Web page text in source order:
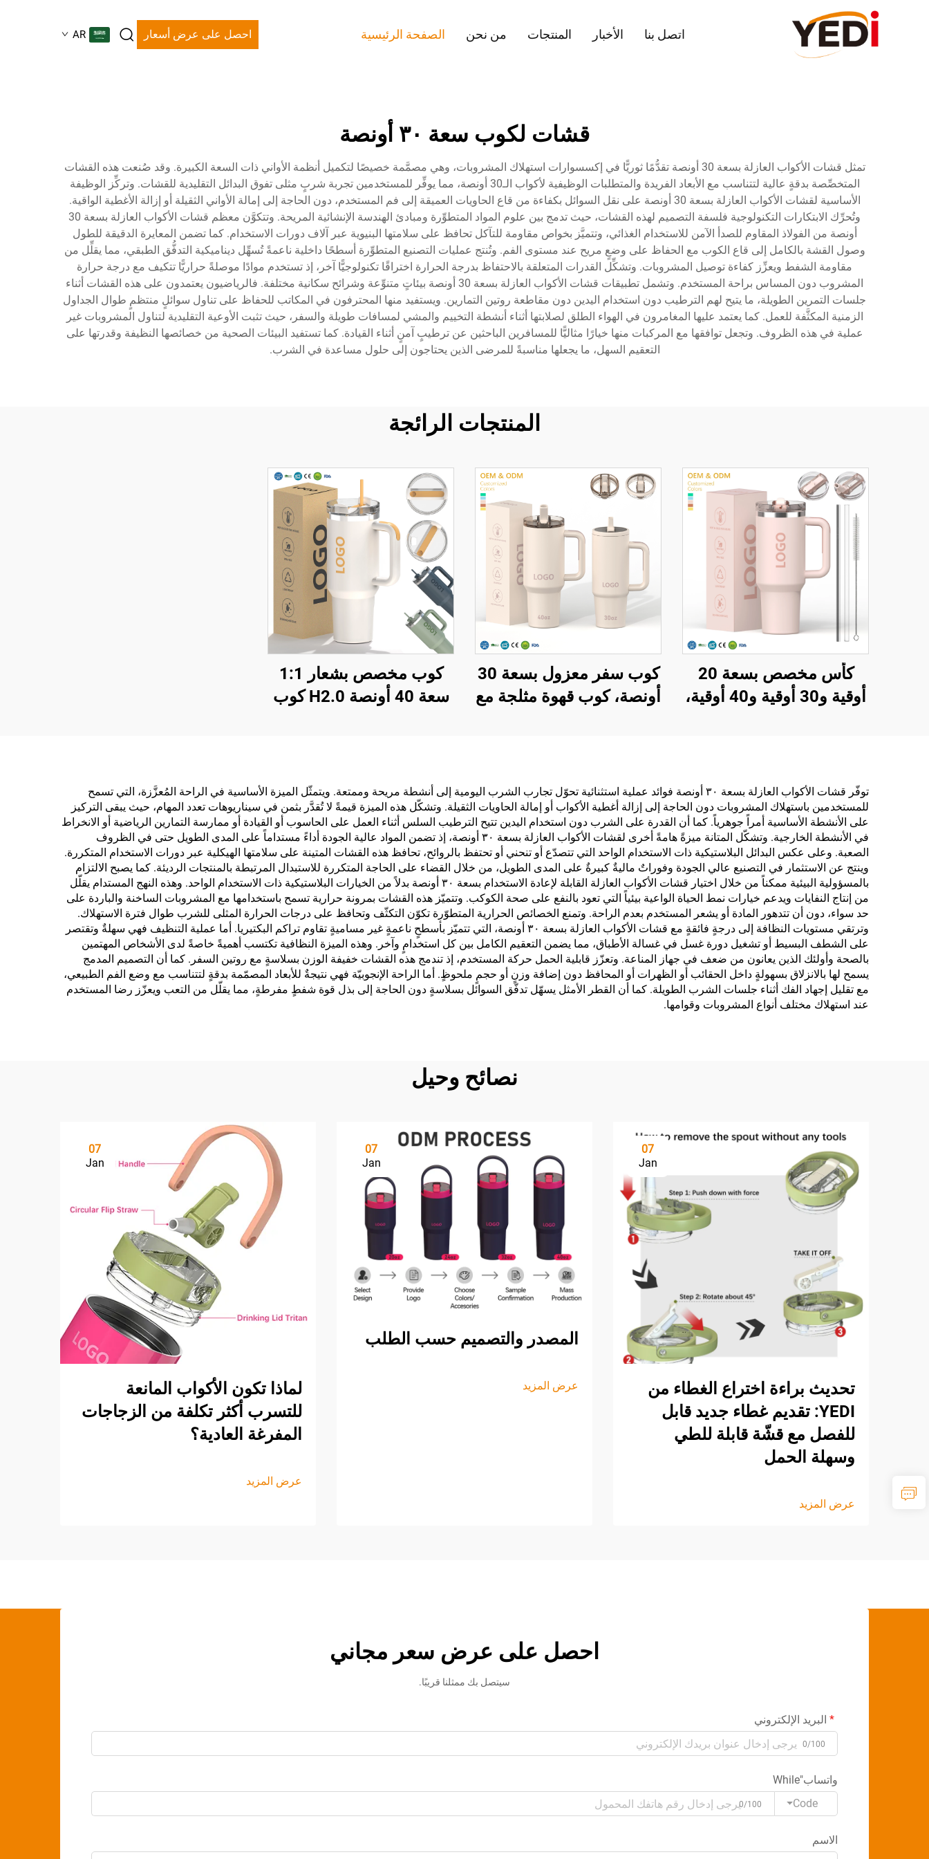
الصفحة الرئيسية من نحن المنتجات الأخبار اتصل بنا احصل على عرض أسعار AR
قشات لكوب سعة ٣٠ أونصة
تمثل قشات الأكواب العازلة بسعة 30 أونصة تقدُّمًا ثوريًّا في إكسسوارات استهلاك المشروبات، وهي مصمَّمة خصيصًا لتكميل أنظمة الأواني ذات السعة الكبيرة. وقد صُنعت هذه القشات
المتخصِّصة بدقةٍ عالية لتتناسب مع الأبعاد الفريدة والمتطلبات الوظيفية لأكواب الـ30 أونصة، مما يوفِّر للمستخدمين تجربة شربٍ مثلى تفوق البدائل التقليدية للقشات. وتركِّز الوظيفة
الأساسية لقشات الأكواب العازلة بسعة 30 أونصة على نقل السوائل بكفاءة من قاع الحاويات العميقة إلى فم المستخدم، دون الحاجة إلى إمالة الأواني الثقيلة أو إزالة الأغطية الواقية.
وتُحرِّك الابتكارات التكنولوجية فلسفة التصميم لهذه القشات، حيث تدمج بين علوم المواد المتطوِّرة ومبادئ الهندسة الإنشائية المريحة. وتتكوَّن معظم قشات الأكواب العازلة بسعة 30
أونصة من الفولاذ المقاوم للصدأ الآمن للاستخدام الغذائي، وتتميَّز بخواص مقاومة للتآكل تحافظ على سلامتها البنيوية عبر آلاف دورات الاستخدام. كما تضمن المعايرة الدقيقة للطول
وصول القشة بالكامل إلى قاع الكوب مع الحفاظ على وضعٍ مريح عند مستوى الفم. وتُنتج عمليات التصنيع المتطوِّرة أسطحًا داخلية ناعمةً تُسهِّل ديناميكية التدفُّق الطبقي، مما يقلِّل من
مقاومة الشفط ويعزِّز كفاءة توصيل المشروبات. وتشكِّل القدرات المتعلقة بالاحتفاظ بدرجة الحرارة اختراقًا تكنولوجيًّا آخر، إذ تستخدم موادًا موصلةً حراريًّا تتكيف مع درجة حرارة
المشروب دون المساس براحة المستخدم. وتشمل تطبيقات قشات الأكواب العازلة بسعة 30 أونصة بيئاتٍ متنوِّعة وشرائح سكانية مختلفة. فالرياضيون يعتمدون على هذه القشات أثناء
جلسات التمرين الطويلة، ما يتيح لهم الترطيب دون استخدام اليدين دون مقاطعة روتين التمارين. ويستفيد منها المحترفون في المكاتب للحفاظ على تناول سوائلٍ منتظمٍ طوال الجداول
الزمنية المكثَّفة للعمل. كما يعتمد عليها المغامرون في الهواء الطلق لصلابتها أثناء أنشطة التخييم والمشي لمسافات طويلة والسفر، حيث تثبت الأوعية التقليدية لتناول المشروبات غير
عملية في هذه الظروف. وتجعل توافقها مع المركبات منها خيارًا مثاليًّا للمسافرين الباحثين عن ترطيبٍ آمنٍ أثناء القيادة. كما تستفيد البيئات الصحية من خصائصها النظيفة وقدرتها على
التعقيم السهل، ما يجعلها مناسبةً للمرضى الذين يحتاجون إلى حلول مساعدة في الشرب.
المنتجات الرائجة
كأس مخصص بسعة 20
أوقية و30 أوقية و40 أوقية،
مزود بغطاء مقاوم للتسرب
وقشة ومقبض مناسب
للسفر
كوب سفر معزول بسعة 30
أونصة، كوب قهوة مثلجة مع
زجاجة ماء، كأس مع مقبض
وقش
كوب مخصص بشعار 1:1
سعة 40 أونصة H2.0 كوب
توفّر قشات الأكواب العازلة بسعة ٣٠ أونصة فوائد عملية استثنائية تحوّل تجارب الشرب اليومية إلى أنشطة مريحة وممتعة. ويتمثّل الميزة الأساسية في الراحة المُعزَّزة، التي تسمح
للمستخدمين باستهلاك المشروبات دون الحاجة إلى إزالة أغطية الأكواب أو إمالة الحاويات الثقيلة. وتشكّل هذه الميزة قيمةً لا تُقدَّر بثمن في سيناريوهات تعدد المهام، حيث يبقى التركيز
على الأنشطة الأساسية أمراً جوهرياً. كما أن القدرة على الشرب دون استخدام اليدين تتيح الترطيب السلس أثناء العمل على الحاسوب أو القيادة أو ممارسة التمارين الرياضية أو الانخراط
في الأنشطة الخارجية. وتشكّل المتانة ميزةً هامةً أخرى لقشات الأكواب العازلة بسعة ٣٠ أونصة، إذ تضمن المواد عالية الجودة أداءً مستداماً على المدى الطويل حتى في الظروف
الصعبة. وعلى عكس البدائل البلاستيكية ذات الاستخدام الواحد التي تتصدّع أو تنحني أو تحتفظ بالروائح، تحافظ هذه القشات المتينة على سلامتها الهيكلية عبر دورات الاستخدام المتكررة.
وينتج عن الاستثمار في التصنيع عالي الجودة وفوراتٌ ماليةٌ كبيرةٌ على المدى الطويل، من خلال القضاء على الحاجة المتكررة للاستبدال المرتبطة بالمنتجات الرديئة. كما يصبح الالتزام
بالمسؤولية البيئية ممكناً من خلال اختيار قشات الأكواب العازلة القابلة لإعادة الاستخدام بسعة ٣٠ أونصة بدلاً من الخيارات البلاستيكية ذات الاستخدام الواحد. وهذه النهج المستدام يقلّل
من إنتاج النفايات ويدعم خيارات نمط الحياة الواعية بيئياً التي تعود بالنفع على صحة الكوكب. وتتميّز هذه القشات بمرونة حرارية تسمح باستخدامها مع المشروبات الساخنة والباردة على
حد سواء، دون أن تتدهور المادة أو يشعر المستخدم بعدم الراحة. وتمنع الخصائص الحرارية المتطوّرة تكوّن التكثّف وتحافظ على درجات الحرارة المثلى للشرب طوال فترة الاستهلاك.
وترتقي مستويات النظافة إلى درجةٍ فائقةٍ مع قشات الأكواب العازلة بسعة ٣٠ أونصة، التي تتميّز بأسطحٍ ناعمةٍ غير مساميةٍ تقاوم تراكم البكتيريا. أما عملية التنظيف فهي سهلةٌ وتقتصر
على الشطف البسيط أو تشغيل دورة غسل في غسالة الأطباق، مما يضمن التعقيم الكامل بين كل استخدامٍ وآخر. وهذه الميزة النظافية تكتسب أهميةً خاصةً لدى الأشخاص المهتمين
بالصحة وأولئك الذين يعانون من ضعف في جهاز المناعة. وتعزّز قابلية الحمل حركة المستخدم، إذ تندمج هذه القشات خفيفة الوزن بسلاسةٍ مع روتين السفر. كما أن التصميم المدمج
يسمح لها بالانزلاق بسهولةٍ داخل الحقائب أو الظهرات أو المحافظ دون إضافة وزنٍ أو حجمٍ ملحوظٍ. أما الراحة الإنجوبيّة فهي نتيجةٌ للأبعاد المصمّمة بدقةٍ لتتناسب مع وضع الفم الطبيعي،
مع تقليل إجهاد الفك أثناء جلسات الشرب الطويلة. كما أن القطر الأمثل يسهّل تدفّق السوائل بسلاسةٍ دون الحاجة إلى بذل قوة شفطٍ مفرطةٍ، مما يقلّل من التعب ويعزّز رضا المستخدم
عند استهلاك مختلف أنواع المشروبات وقوامها.
نصائح وحيل
07
Jan
تحديث براءة اختراع الغطاء من
YEDI: تقديم غطاء جديد قابل
للفصل مع قشّة قابلة للطي
وسهلة الحمل
عرض المزيد
07
Jan
المصدر والتصميم حسب الطلب
عرض المزيد
07
Jan
لماذا تكون الأكواب المانعة
للتسرب أكثر تكلفة من الزجاجات
المفرغة العادية؟
عرض المزيد
احصل على عرض سعر مجاني
سيتصل بك ممثلنا قريبًا.
البريد الإلكتروني
0/100
واتساب"While
Code
0/100
الاسم